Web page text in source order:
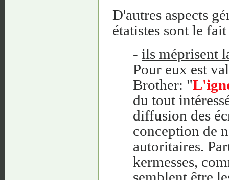
D'autres aspects
étatistes sont le
- ils méprisent
Pour eux est
Brother: "
du tout
diffusion des
conception de
autoritaires.
kermesses,